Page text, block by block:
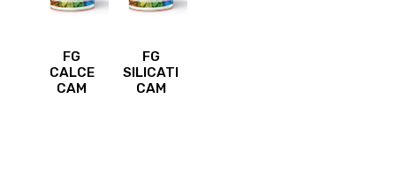
FG
CALCE
CAM
FG
SILICATI
CAM